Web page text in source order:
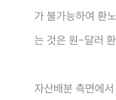
가 불가능하여 환
는 것은 원-달러
자산배분 측면에